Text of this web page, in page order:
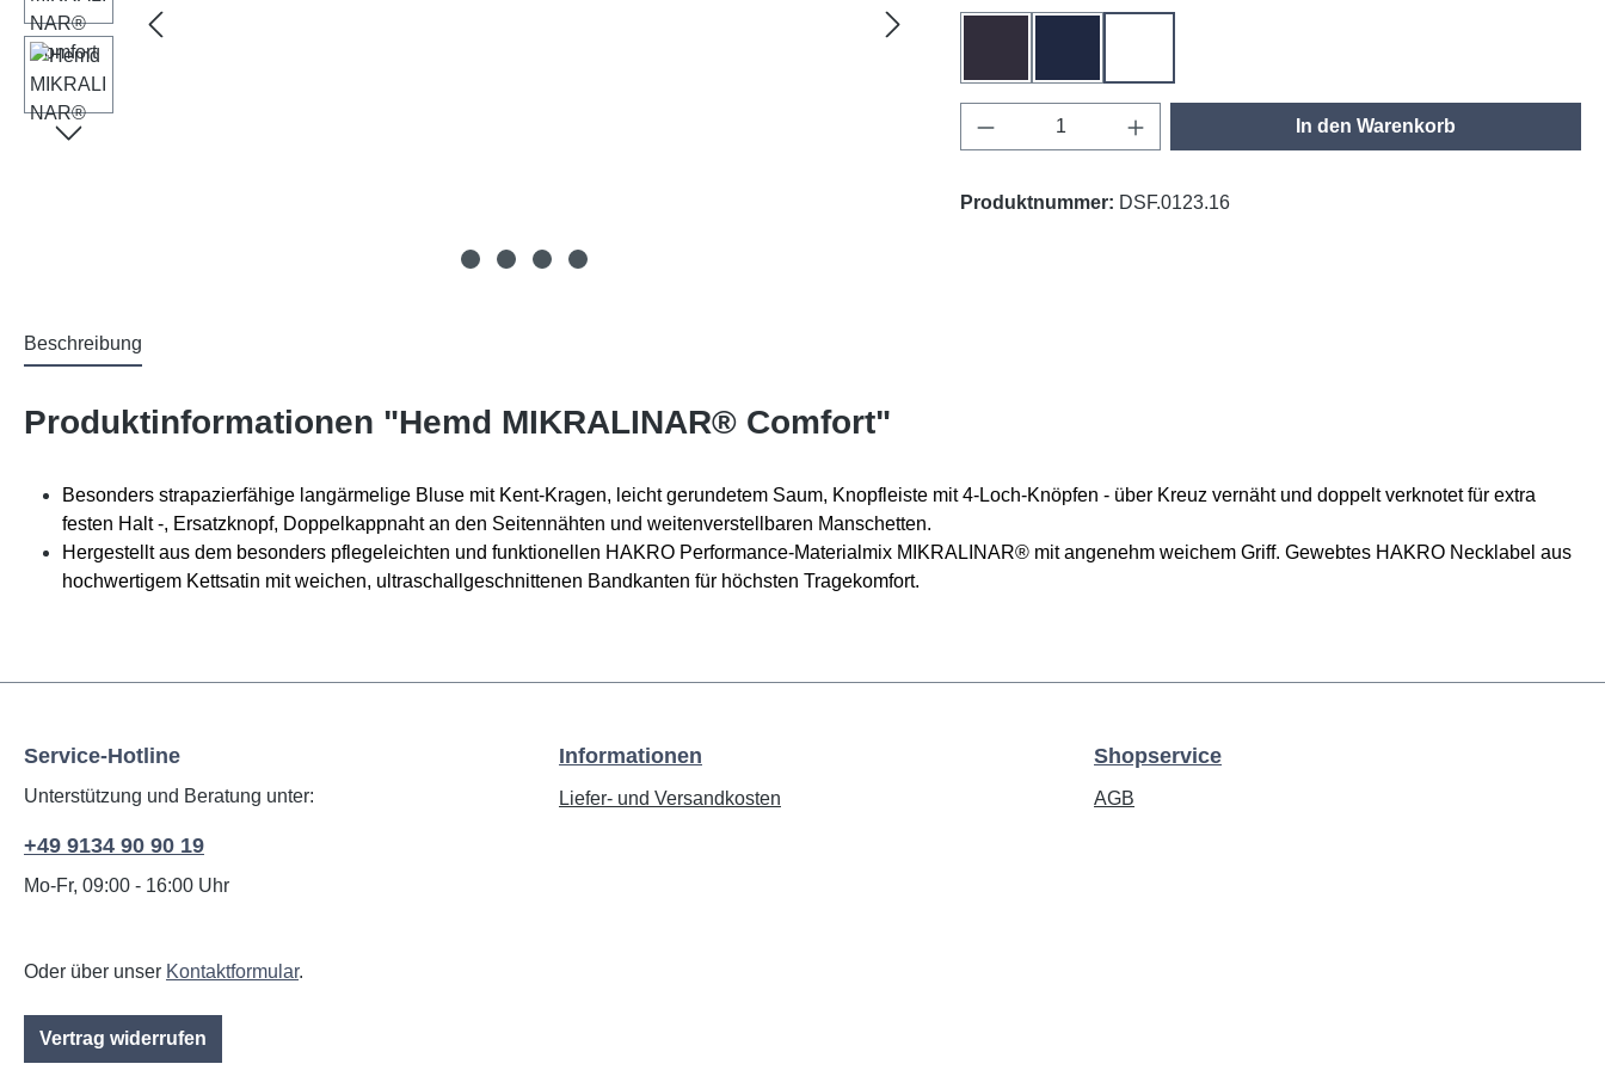
Produkt Anzahl: Gib den gewünschten Wert ein
In den Warenkorb
Produktnummer: DSF.0123.16
Beschreibung
Produktinformationen "Hemd MIKRALINAR® Comfort"
Besonders strapazierfähige langärmelige Bluse mit Kent-Kragen, leicht gerundetem Saum, Knopfleiste mit 4-Loch-Knöpfen - über Kreuz vernäht und doppelt verknotet für extra
festen Halt -, Ersatzknopf, Doppelkappnaht an den Seitennähten und weitenverstellbaren Manschetten.
Hergestellt aus dem besonders pflegeleichten und funktionellen HAKRO Performance-Materialmix MIKRALINAR® mit angenehm weichem Griff. Gewebtes HAKRO Necklabel aus
hochwertigem Kettsatin mit weichen, ultraschallgeschnittenen Bandkanten für höchsten Tragekomfort.
Service-Hotline
Unterstützung und Beratung unter:
+49 9134 90 90 19
Mo-Fr, 09:00 - 16:00 Uhr
Oder über unser Kontaktformular.
Vertrag widerrufen
Informationen
Liefer- und Versandkosten
Shopservice
AGB